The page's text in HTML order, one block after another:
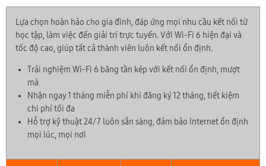
Lựa chọn hoàn hảo cho gia đình, đáp ứng mọi nhu cầu kết nối từ
học tập, làm việc đến giải trí trực tuyến. Với Wi-Fi 6 hiện đại và
tốc độ cao, giúp tất cả thành viên luôn kết nối ổn định.
Trải nghiệm Wi-Fi 6 băng tần kép với kết nối ổn định, mượt
mà
Nhận ngay 1 tháng miễn phí khi đăng ký 12 tháng, tiết kiệm
chi phí tối đa
Hỗ trợ kỹ thuật 24/7 luôn sẵn sàng, đảm bảo Internet ổn định
mọi lúc, mọi nơi